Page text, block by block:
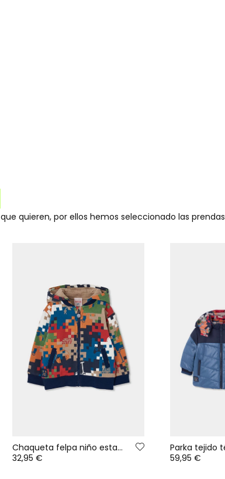
quieren, por ellos hemos seleccionado las
Chaqueta felpa niño estampado píxeles multicolor
32,95 €
59,95 €